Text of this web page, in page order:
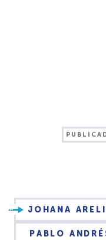
JOHANA
PABLO